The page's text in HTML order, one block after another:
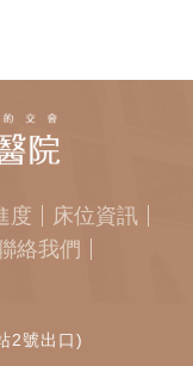
度
床位資訊
絡我們
2號出口)